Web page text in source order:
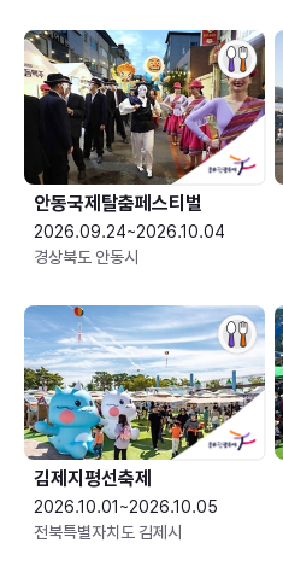
안동국제탈춤페스티벌
2026.09.24~2026.10.04
경상북도 안동시
김제지평선축제
2026.10.01~2026.10.05
전북특별자치도 김제시